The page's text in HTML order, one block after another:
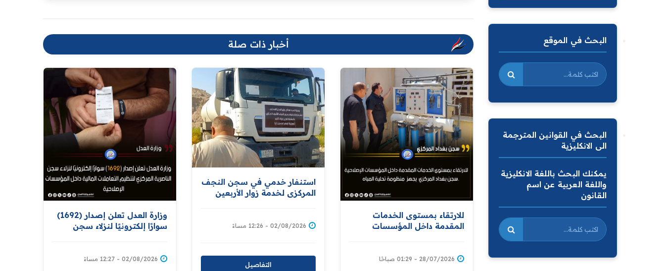
أخبار ذات صلة
وزارة العدل تعلن إصدار (1692)
سوارًا إلكترونيًا لنزلاء سجن
المؤسسات الإصلاحية
02/08/2026 - 12:27 مساءً
استنفار خدمي في سجن النجف
المركزي لخدمة زوار الأربعين
02/08/2026 - 12:26 مساءً
التفاصيل
للارتقاء بمستوى الخدمات
المقدمة داخل المؤسسات
28/07/2026 - 01:29 صباحًا
البحث في الموقع
البحث في القوانين المترجمة
الى الانكليزية
يمكنك البحث باللغة الانكليزية
واللغة العربية عن اسم
القانون